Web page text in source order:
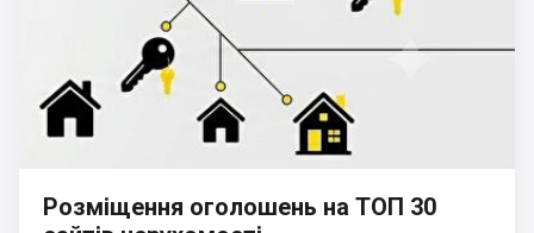
Розміщення оголошень на ТОП 30